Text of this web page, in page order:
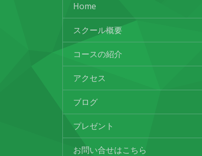
Home
スクール概要
コースの紹介
アクセス
ブログ
プレゼント
お問い合せはこちら